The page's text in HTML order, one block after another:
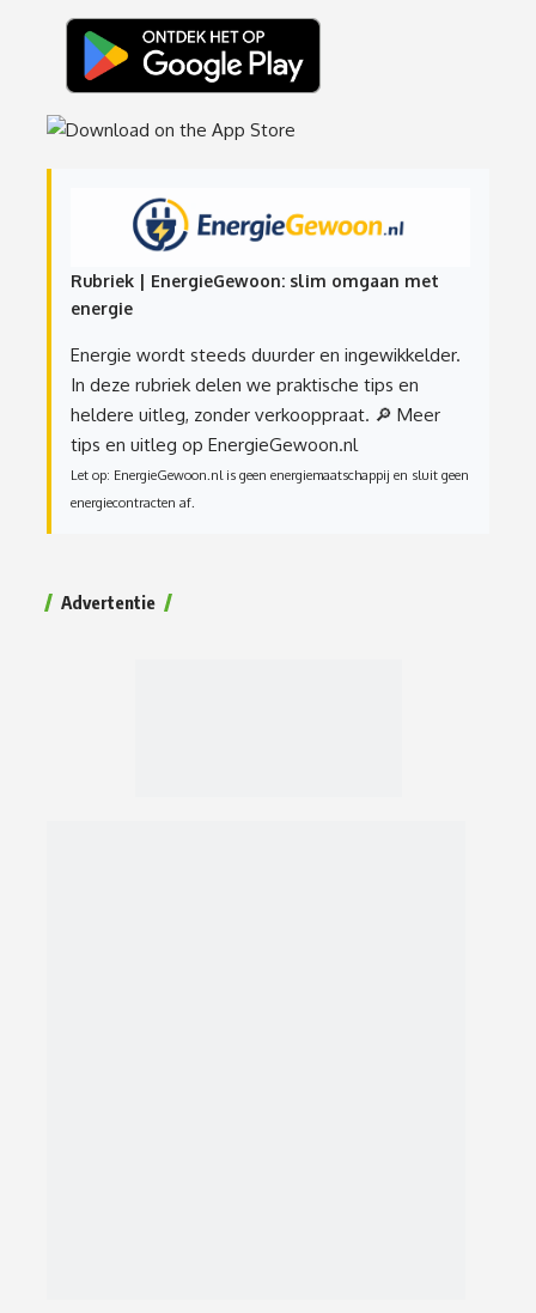
Rubriek | EnergieGewoon: slim omgaan met
energie
Energie wordt steeds duurder en ingewikkelder.
In deze rubriek delen we praktische tips en
heldere uitleg, zonder verkooppraat. 🔎 Meer
tips en uitleg op EnergieGewoon.nl
Let op: EnergieGewoon.nl is geen energiemaatschappij en sluit geen
energiecontracten af.
Advertentie